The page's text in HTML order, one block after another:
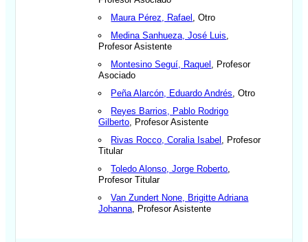
Maura Pérez, Rafael
, Otro
Medina Sanhueza, José Luis
Profesor Asistente
Montesino Seguí, Raquel
, Profesor
Asociado
Peña Alarcón, Eduardo Andrés , Otro
Reyes Barrios, Pablo Rodrigo
Gilberto , Profesor Asistente
Rivas Rocco, Coralia Isabel
, Profesor
Titular
Toledo Alonso, Jorge Roberto
Profesor Titular
Van Zundert None, Brigitte Adriana
Johanna , Profesor Asistente